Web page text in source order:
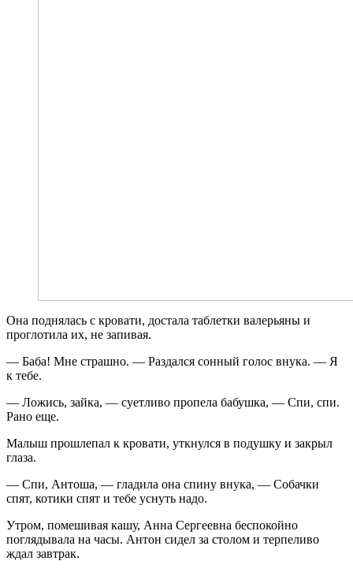
Она поднялась с кровати, достала таблетки валерьяны и
проглотила их, не запивая.
— Баба! Мне страшно. — Раздался сонный голос внука. — Я
к тебе.
— Ложись, зайка, — суетливо пропела бабушка, — Спи, спи.
Рано еще.
Малыш прошлепал к кровати, уткнулся в подушку и закрыл
глаза.
— Спи, Антоша, — гладила она спину внука, — Собачки
спят, котики спят и тебе уснуть надо.
Утром, помешивая кашу, Анна Сергеевна беспокойно
поглядывала на часы. Антон сидел за столом и терпеливо
ждал завтрак.